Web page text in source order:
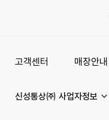
고객센터 매장안내
신성통상㈜ 사업자정보